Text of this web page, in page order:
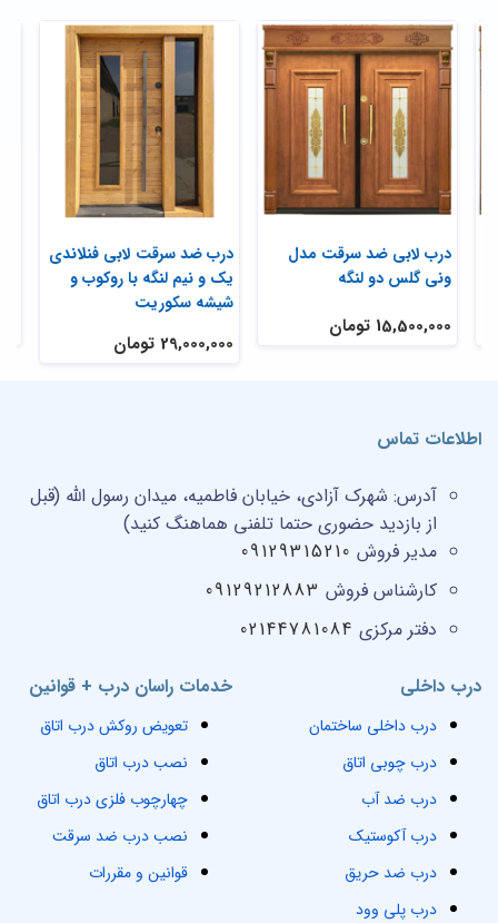
درب ضد سرقت لابی فنلاندی
یک و نیم لنگه با روکوب و
شیشه سکوریت
29,000,000 تومان
درب لابی ضد سرقت مدل
ونی گلس دو لنگه
15,500,000 تومان
خدمات راسان درب + قوانین
تعویض روکش درب اتاق
نصب درب اتاق
چهارچوب فلزی درب اتاق
نصب درب ضد سرقت
قوانین و مقررات
درب داخلی
درب داخلی ساختمان
درب چوبی اتاق
درب ضد آب
درب آکوستیک
درب ضد حریق
درب پلی وود
اطلاعات تماس
آدرس: شهرک آزادی، خیابان فاطمیه، میدان رسول الله (قبل
از بازدید حضوری حتما تلفنی هماهنگ کنید)
مدیر فروش 09129315210
کارشناس فروش 09129212883
دفتر مرکزی 02144781084